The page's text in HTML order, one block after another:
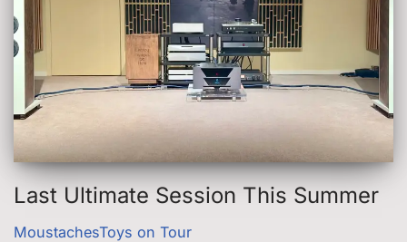
Last Ultimate Session This Summer
MoustachesToys on Tour